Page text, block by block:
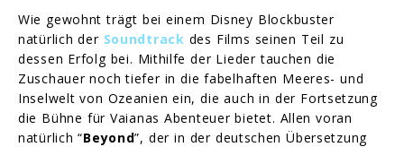
Wie gewohnt trägt bei einem Disney Blockbuster
natürlich der Soundtrack des Films seinen Teil zu
dessen Erfolg bei. Mithilfe der Lieder tauchen die
Zuschauer noch tiefer in die fabelhaften Meeres- und
Inselwelt von Ozeanien ein, die auch in der Fortsetzung
die Bühne für Vaianas Abenteuer bietet. Allen voran
natürlich “Beyond”, der in der deutschen Übersetzung